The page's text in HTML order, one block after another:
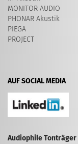
MONITOR AUDIO
PHONAR Akustik
PIEGA
PROJECT
AUF SOCIAL MEDIA
Audiophile Tonträger